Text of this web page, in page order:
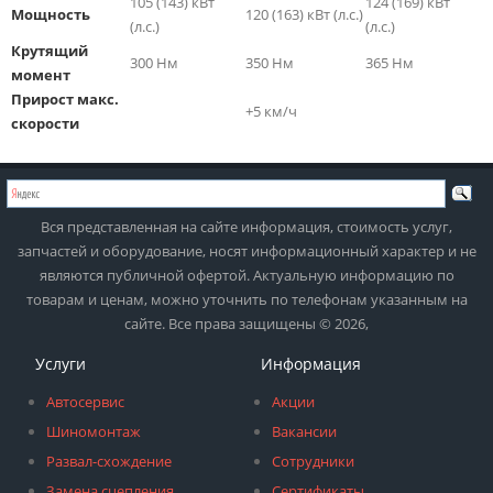
Мощность
(л.с.)
120 (163) кВт (л.с.)
(л.с.)
Крутящий
момент
300 Нм 350 Нм
365 Нм
Прирост макс.
скорости
+5 км/ч
Вся представленная на сайте информация, стоимость услуг,
запчастей и оборудование, носят информационный характер и не
являются публичной офертой. Актуальную информацию по
товарам и ценам, можно уточнить по телефонам указанным на
сайте. Все права защищены © 2026,
Услуги
Автосервис
Шиномонтаж
Развал-схождение
Информация
Акции
Вакансии
Сотрудники